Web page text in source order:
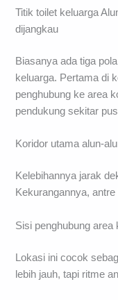
Titik toilet keluarga
dijangkau
Biasanya ada tiga
keluarga. Pertama di
penghubung ke area
pendukung sekitar
Koridor utama alun-
Kelebihannya jarak
Kekurangannya,
Sisi penghubung area
Lokasi ini cocok
lebih jauh, tapi ritme